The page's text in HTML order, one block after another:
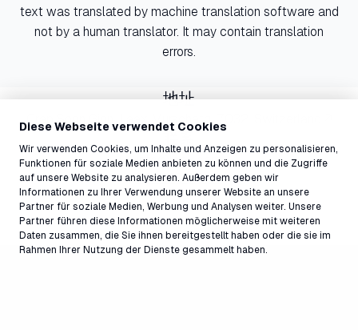
Diese Webseite verwendet Cookies
Wir verwenden Cookies, um Inhalte und Anzeigen zu personalisieren,
Funktionen für soziale Medien anbieten zu können und die Zugriffe
auf unsere Website zu analysieren. Außerdem geben wir
Informationen zu Ihrer Verwendung unserer Website an unsere
Partner für soziale Medien, Werbung und Analysen weiter. Unsere
Partner führen diese Informationen möglicherweise mit weiteren
Daten zusammen, die Sie ihnen bereitgestellt haben oder die sie im
Rahmen Ihrer Nutzung der Dienste gesammelt haben.
text was translated by machine translation software and
not by a human translator. It may contain translation
errors.
地址
info@laax.com
081 927 73 44